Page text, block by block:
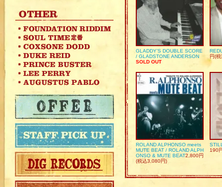
GLADDY’S DOUBLE SCORE
/ GLADSTONE ANDERSON
SOLD OUT
円(
ROLAND ALPHONSO meets
MUTE BEAT / ROLAND ALPH
ONSO & MUTE BEAT2,800円
(税込3,080円)
190